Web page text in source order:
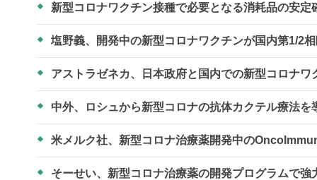
新型コロナワクチン接種で必要となる消耗品の安
塩野義、開発中の新型コロナワクチンが国内第1/2
アストラゼネカ、日本政府と国内での新型コロナ
中外、ロシュから新型コロナの抗体カクテル療法を
米メルク社、新型コロナ治療薬開発中の
そーせい、新型コロナ治療薬の開発プログラムで